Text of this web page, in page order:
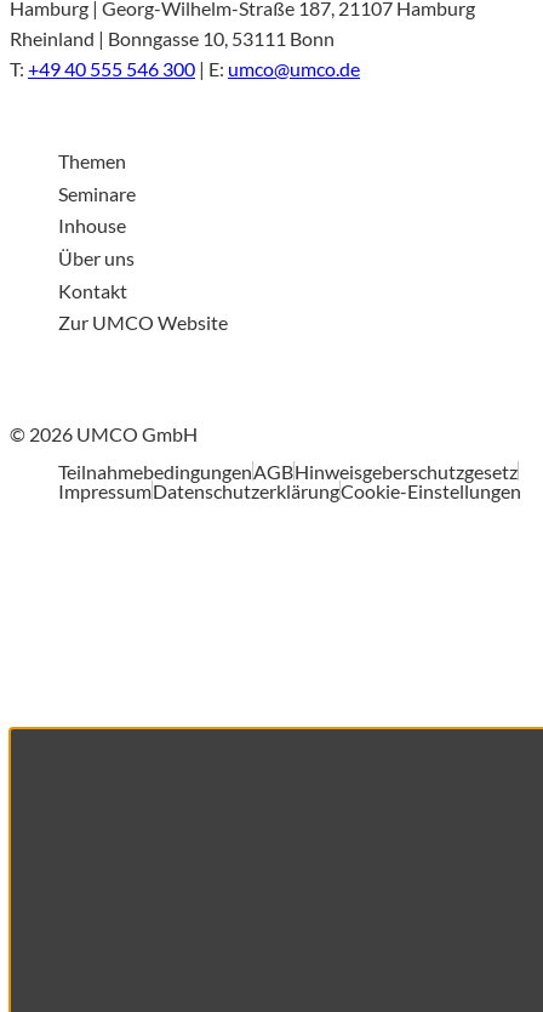
Hamburg | Georg-Wilhelm-Straße 187, 21107 Hamburg
Rheinland | Bonngasse 10, 53111 Bonn
T: +49 40 555 546 300 | E: umco@umco.de
Themen
Seminare
Inhouse
Über uns
Kontakt
Zur UMCO Website
© 2026 UMCO GmbH
TeilnahmebedingungenAGBHinweisgeberschutzgesetz
ImpressumDatenschutzerklärungCookie-Einstellungen